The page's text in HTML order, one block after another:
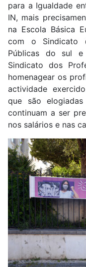
para a Igualdade
IN, mais
na Escola Básica
com o Sindicato
Públicas do sul
Sindicato dos
homenagear os
actividade
que são
continuam a ser
nos salários e nas